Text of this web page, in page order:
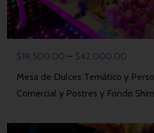
$19,500.00 – $42,000.00
Mesa de Dulces Temático y
Comercial y Postres y Fondo